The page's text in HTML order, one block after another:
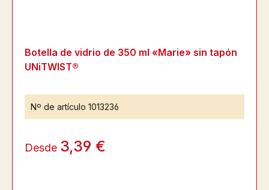
Botella de vidrio de 350 ml «Marie» sin tapón
UNiTWIST®
Nº de artículo 1013236
Desde 3,39 €